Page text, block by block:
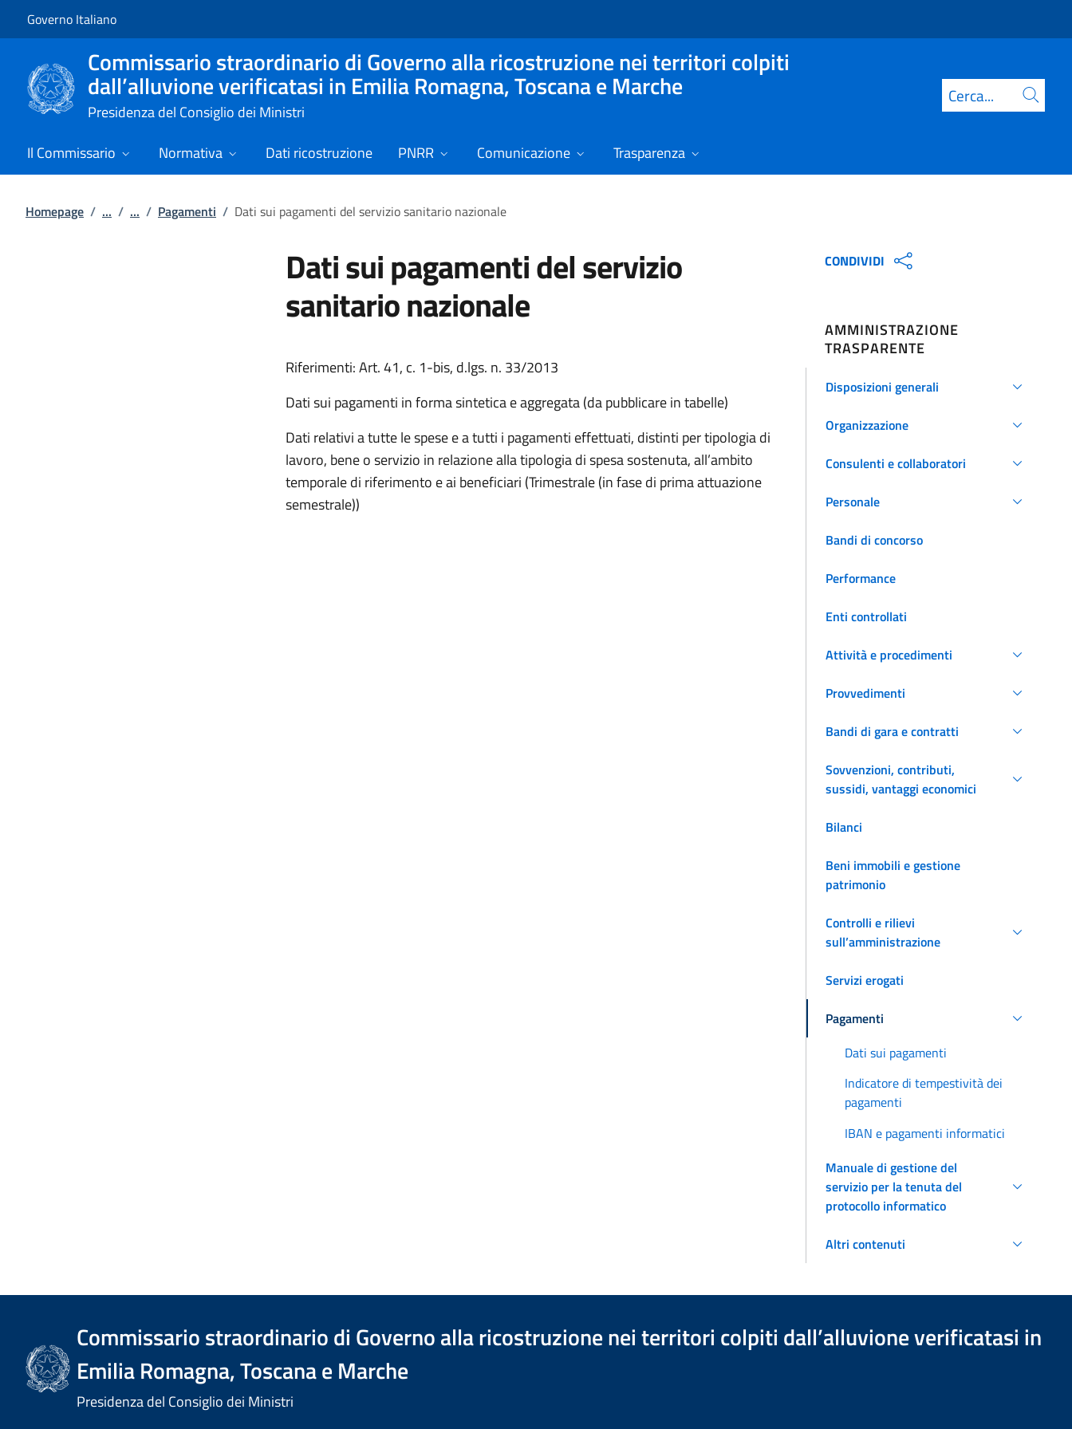
Governo Italiano
Commissario straordinario di Governo alla ricostruzione nei territori colpiti
dall’alluvione verificatasi in Emilia Romagna, Toscana e Marche
Presidenza del Consiglio dei Ministri Cerca
Il Commissario Normativa Dati ricostruzione PNRR Comunicazione Trasparenza
Homepage / ... / ... / Pagamenti / Dati sui pagamenti del servizio sanitario nazionale
Dati sui pagamenti del servizio
sanitario nazionale
Riferimenti: Art. 41, c. 1-bis, d.lgs. n. 33/2013
Dati sui pagamenti in forma sintetica e aggregata (da pubblicare in tabelle)
Dati relativi a tutte le spese e a tutti i pagamenti effettuati, distinti per tipologia di
lavoro, bene o servizio in relazione alla tipologia di spesa sostenuta, all’ambito
temporale di riferimento e ai beneficiari (Trimestrale (in fase di prima attuazione
semestrale))
CONDIVIDI
AMMINISTRAZIONE
TRASPARENTE
Disposizioni generali
Organizzazione
Consulenti e collaboratori
Personale
Bandi di concorso
Performance
Enti controllati
Attività e procedimenti
Provvedimenti
Bandi di gara e contratti
Sovvenzioni, contributi,
sussidi, vantaggi economici
Bilanci
Beni immobili e gestione
patrimonio
Controlli e rilievi
sull’amministrazione
Servizi erogati
Pagamenti
Dati sui pagamenti
Indicatore di tempestività dei
pagamenti
IBAN e pagamenti informatici
Manuale di gestione del
servizio per la tenuta del
protocollo informatico
Altri contenuti
Commissario straordinario di Governo alla ricostruzione nei territori colpiti dall’alluvione verificatasi in
Emilia Romagna, Toscana e Marche
Presidenza del Consiglio dei Ministri